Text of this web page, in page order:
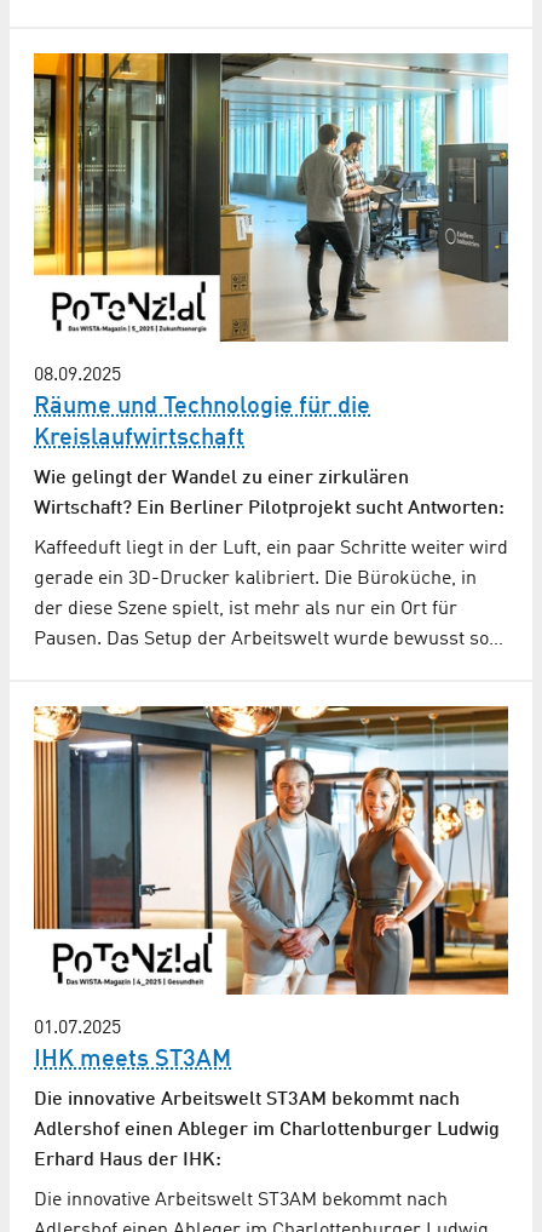
08.09.2025
Räume und Technologie für die
Kreislaufwirtschaft
Wie gelingt der Wandel zu einer zirkulären
Wirtschaft? Ein Berliner Pilotprojekt sucht Antworten:
Kaffeeduft liegt in der Luft, ein paar Schritte weiter wird
gerade ein 3D-Drucker kalibriert. Die Büroküche, in
der diese Szene spielt, ist mehr als nur ein Ort für
Pausen. Das Setup der Arbeitswelt wurde bewusst so…
01.07.2025
IHK meets ST3AM
Die innovative Arbeitswelt ST3AM bekommt nach
Adlershof einen Ableger im Charlottenburger Ludwig
Erhard Haus der IHK:
Die innovative Arbeitswelt ST3AM bekommt nach